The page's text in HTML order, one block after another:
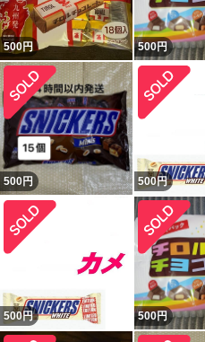
500円 500円
500円 500円
500円 500円